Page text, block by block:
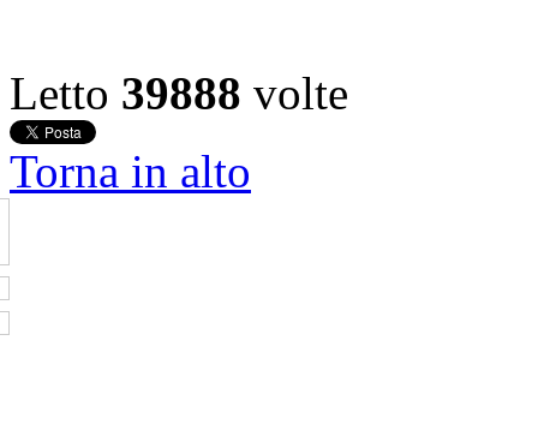
Letto 39888 volte
Torna in alto